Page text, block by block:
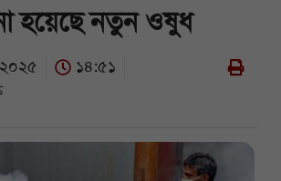
হয়েছে নতুন ওষুধ
২০২৫
১৪:৫১